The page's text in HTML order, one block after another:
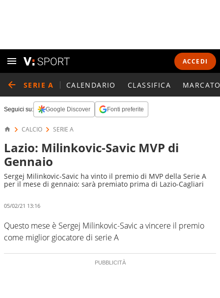
ACCEDI
SERIE A CALENDARIO CLASSIFICA
Seguici su: Google Discover Fonti preferite
CALCIO SERIE A
Lazio: Milinkovic-Savic MVP di
Gennaio
Sergej Milinkovic-Savic ha vinto il premio di MVP della Serie A
per il mese di gennaio: sarà premiato prima di Lazio-Cagliari
05/02/21 13:16
Questo mese è Sergej Milinkovic-Savic a vincere il premio
come miglior giocatore di serie A